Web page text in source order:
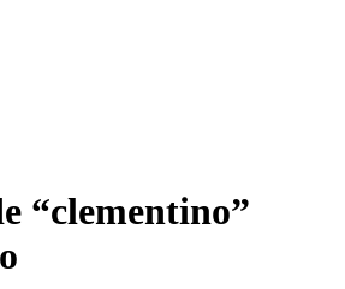
“clementino”